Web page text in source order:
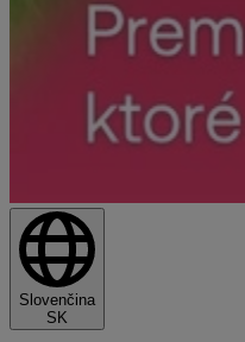
Slovenčina
SK